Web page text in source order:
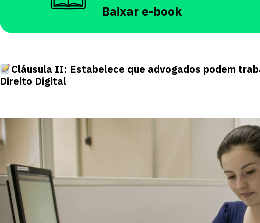
Baixar e-book
Cláusula II: Estabelece que advogados podem
Direito Digital